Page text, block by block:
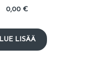
0,00 €
LUE LISÄÄ